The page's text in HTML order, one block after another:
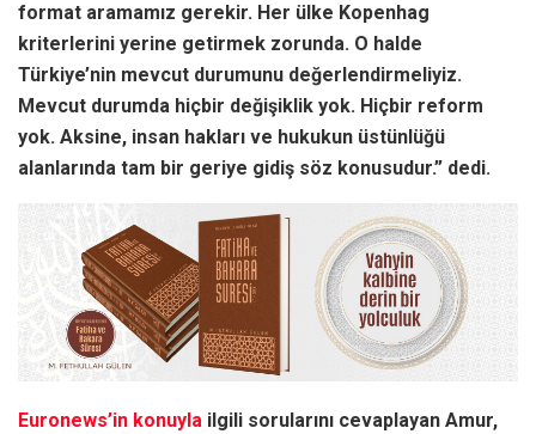
format aramamız gerekir. Her ülke Kopenhag
kriterlerini yerine getirmek zorunda. O halde
Türkiye’nin mevcut durumunu değerlendirmeliyiz.
Mevcut durumda hiçbir değişiklik yok. Hiçbir reform
yok. Aksine, insan hakları ve hukukun üstünlüğü
alanlarında tam bir geriye gidiş söz konusudur.” dedi.
Euronews’in konuyla ilgili sorularını cevaplayan Amur,